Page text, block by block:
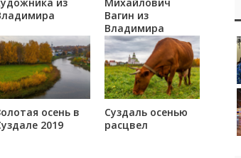
Вагин из
Владимира
осень в
2019
Суздаль осенью
расцвел